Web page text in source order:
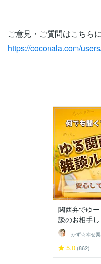
ご意見・ご質問はこちら
https://coconala.com/
関西弁でゆ
談のお相手し
かず☆幸せ
5.0 (862)